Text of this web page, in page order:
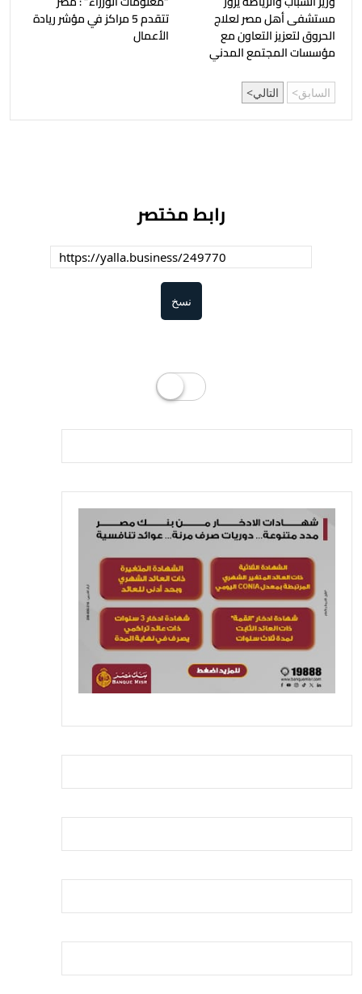
مستشفى أهل مصر لعلاج
الحروق لتعزيز التعاون مع
مؤسسات المجتمع المدني
تتقدم 5 مراكز في مؤشر ريادة
الأعمال
السابق التالي
رابط مختصر
نسخ